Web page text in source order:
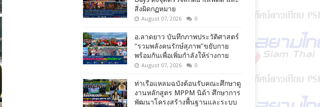
สิ่งผิดกฏหมาย
August 07, 2026 0
อ.ลาดยาว บันทึกภาพประวัติศาสตร์
"รวมพลังคนรักษ์สุภาพ"ขยับกาย
พร้อมกันเพื่อเพิ่มกำลังให้ร่างกาย
August 07, 2026 0
ท่าเรือแหลมฉบังต้อนรับคณะศึกษาดู
งานหลักสูตร MPPM นิด้า ศึกษาการ
พัฒนาโครงสร้างพื้นฐานและระบบ